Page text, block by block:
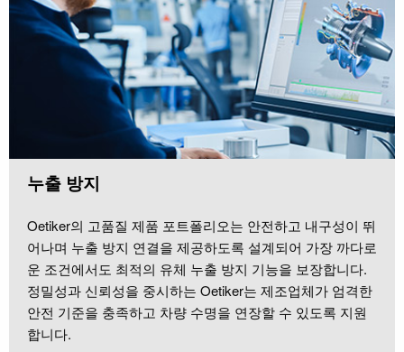
누출 방지
Oetiker의 고품질 제품 포트폴리오는 안전하고 내구성이 뛰
어나며 누출 방지 연결을 제공하도록 설계되어 가장 까다로
운 조건에서도 최적의 유체 누출 방지 기능을 보장합니다.
정밀성과 신뢰성을 중시하는 Oetiker는 제조업체가 엄격한
안전 기준을 충족하고 차량 수명을 연장할 수 있도록 지원
합니다.